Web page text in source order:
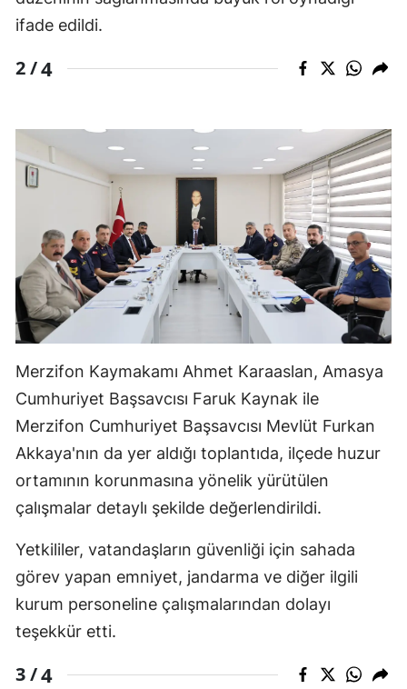
ifade edildi.
2 /4
Merzifon Kaymakamı Ahmet Karaaslan, Amasya
Cumhuriyet Başsavcısı Faruk Kaynak ile
Merzifon Cumhuriyet Başsavcısı Mevlüt Furkan
Akkaya'nın da yer aldığı toplantıda, ilçede huzur
ortamının korunmasına yönelik yürütülen
çalışmalar detaylı şekilde değerlendirildi.
Yetkililer, vatandaşların güvenliği için sahada
görev yapan emniyet, jandarma ve diğer ilgili
kurum personeline çalışmalarından dolayı
teşekkür etti.
3 /4